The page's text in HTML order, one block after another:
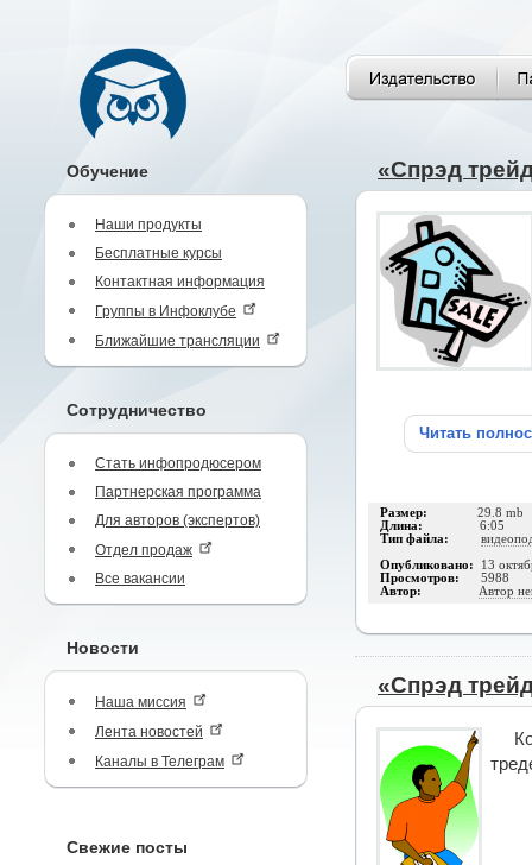
Обучение
Наши продукты
Бесплатные курсы
Контактная информация
Группы в Инфоклубе
Ближайшие трансляции
Сотрудничество
Стать инфопродюсером
Партнерская программа
Для авторов (экспертов)
Отдел продаж
Все вакансии
Новости
Наша миссия
Лента новостей
Каналы в Телеграм
Свежие посты
«Спрэд
Читать
Размер: 29.8 mb
Длина: 6:05
Тип файла:
Опубликовано: 13
Просмотров: 5988
Автор: Автор
«Спрэд